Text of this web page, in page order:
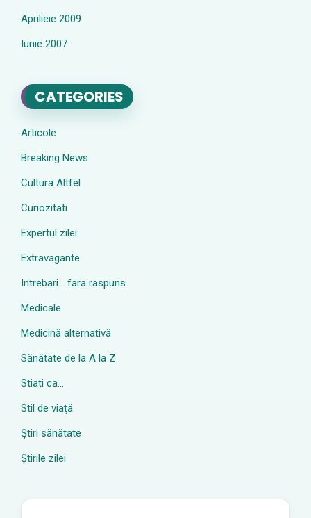
Aprilieie 2009
Iunie 2007
CATEGORIES
Articole
Breaking News
Cultura Altfel
Curiozitati
Expertul zilei
Extravagante
Intrebari… fara raspuns
Medicale
Medicină alternativă
Sănătate de la A la Z
Stiati ca…
Stil de viaţă
Ştiri sănătate
Știrile zilei